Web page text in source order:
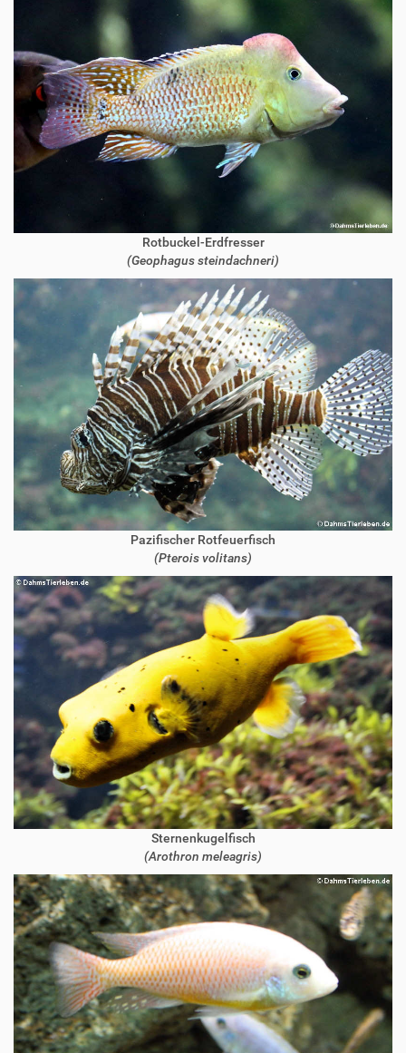
Rotbuckel-Erdfresser
(Geophagus steindachneri)
Pazifischer Rotfeuerfisch
(Pterois volitans)
Sternenkugelfisch
(Arothron meleagris)